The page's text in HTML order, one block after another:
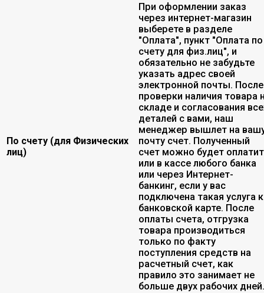
По счету (для Физических
лиц)
При оформлении заказ
через интернет-магазин
выберете в разделе
"Оплата", пункт "Оплата по
счету для физ.лиц", и
обязательно не забудьте
указать адрес своей
электронной почты. После
проверки наличия товара
складе и согласования
деталей с вами, наш
менеджер вышлет на
почту счет. Полученный
счет можно будет
или в кассе любого банка
или через Интернет-
банкинг, если у вас
подключена такая услуга к
банковской карте. После
оплаты счета, отгрузка
товара производиться
только по факту
поступления средств на
расчетный счет, как
правило это занимает не
больше двух рабочих дней.